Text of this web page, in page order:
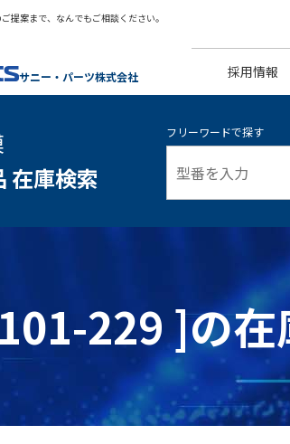
提案まで、なんでもご相談ください。
サニー・パーツ株式会社 採用情報
在庫検索
フリーワードで探す
101-229 ]の